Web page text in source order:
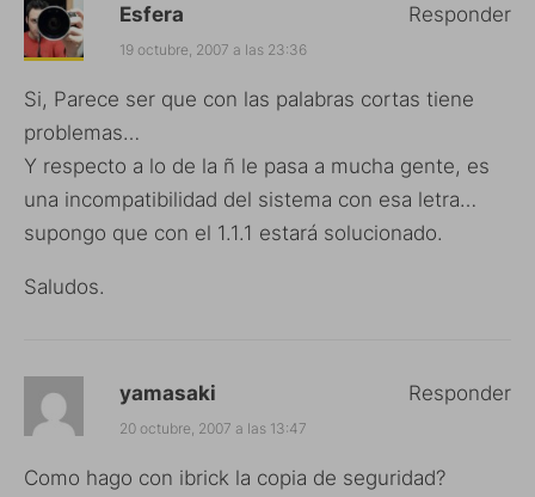
Esfera
19 octubre, 2007 a las 23:36
Si, Parece ser que con las palabras cortas tiene
problemas…
Y respecto a lo de la ñ le pasa a mucha gente, es
una incompatibilidad del sistema con esa letra…
supongo que con el 1.1.1 estará solucionado.
Saludos.
Responder
yamasaki
20 octubre, 2007 a las 13:47
Como hago con ibrick la copia de seguridad?
Responder